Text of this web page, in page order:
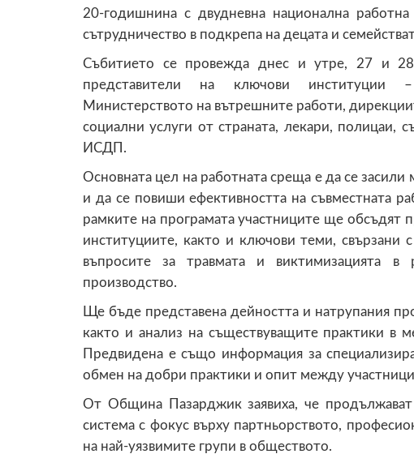
20-годишнина с двудневна национална
сътрудничество в подкрепа на децата и
Събитието се провежда днес и утре, 27 и
представители на ключови институции –
Министерството на вътрешните работи,
социални услуги от страната, лекари, полицаи,
ИСДП.
Основната цел на работната среща е да се
и да се повиши ефективността на съвместната
рамките на програмата участниците ще обсъдят
институциите, както и ключови теми, свързани
въпросите за травмата и виктимизацията
производство.
Ще бъде представена дейността и натрупания
както и анализ на съществуващите практики в
Предвидена е също информация за
обмен на добри практики и опит между
От Община Пазарджик заявиха, че
система с фокус върху партньорството,
на най-уязвимите групи в обществото.